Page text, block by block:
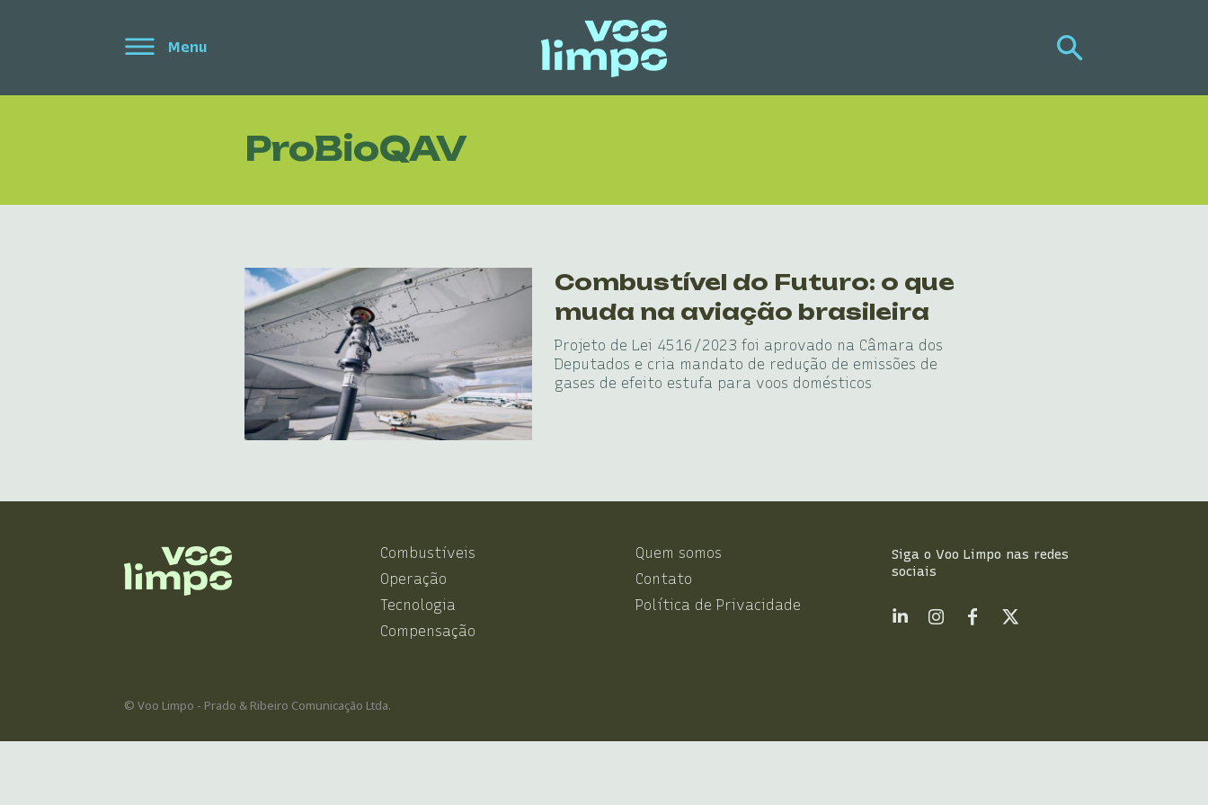
Menu
ProBioQAV
Combustível do Futuro: o que
muda na aviação brasileira
Projeto de Lei 4516/2023 foi aprovado na Câmara dos
Deputados e cria mandato de redução de emissões de
gases de efeito estufa para voos domésticos
Combustíveis
Operação
Tecnologia
Compensação
Quem somos
Contato
Política de Privacidade
Siga o Voo Limpo nas redes
sociais
© Voo Limpo - Prado & Ribeiro Comunicação Ltda.